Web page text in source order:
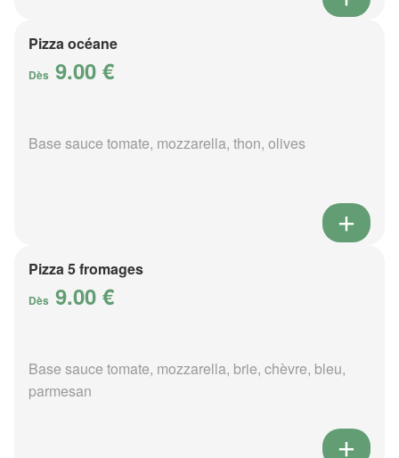
Pizza océane
Dès 9.00 €
Base sauce tomate, mozzarella, thon, olives
Pizza 5 fromages
Dès 9.00 €
Base sauce tomate, mozzarella, brie, chèvre, bleu,
parmesan